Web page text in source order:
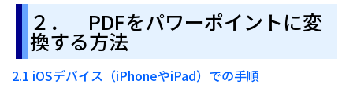
２． PDFをパワーポイントに変
換する方法
2.1 iOSデバイス（iPhoneやiPad）での手順